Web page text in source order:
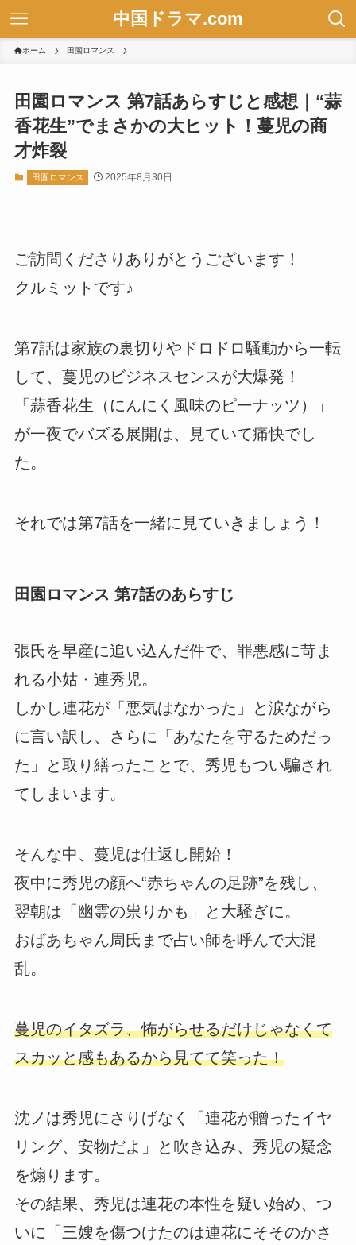
中国ドラマ.com
ホーム 田園ロマンス
田園ロマンス 第7話あらすじと感想｜“蒜
香花生”でまさかの大ヒット！蔓児の商
才炸裂
田園ロマンス 2025年8月30日
ご訪問くださりありがとうございます！
クルミットです♪
第7話は家族の裏切りやドロドロ騒動から一転
して、蔓児のビジネスセンスが大爆発！
「蒜香花生（にんにく風味のピーナッツ）」
が一夜でバズる展開は、見ていて痛快でし
た。
それでは第7話を一緒に見ていきましょう！
田園ロマンス 第7話のあらすじ
張氏を早産に追い込んだ件で、罪悪感に苛ま
れる小姑・連秀児。
しかし連花が「悪気はなかった」と涙ながら
に言い訳し、さらに「あなたを守るためだっ
た」と取り繕ったことで、秀児もつい騙され
てしまいます。
そんな中、蔓児は仕返し開始！
夜中に秀児の顔へ“赤ちゃんの足跡”を残し、
翌朝は「幽霊の祟りかも」と大騒ぎに。
おばあちゃん周氏まで占い師を呼んで大混
乱。
蔓児のイタズラ、怖がらせるだけじゃなくて
スカッと感もあるから見てて笑った！
沈ノは秀児にさりげなく「連花が贈ったイヤ
リング、安物だよ」と吹き込み、秀児の疑念
を煽ります。
その結果、秀児は連花の本性を疑い始め、つ
いに「三嫂を傷つけたのは連花にそそのかさ